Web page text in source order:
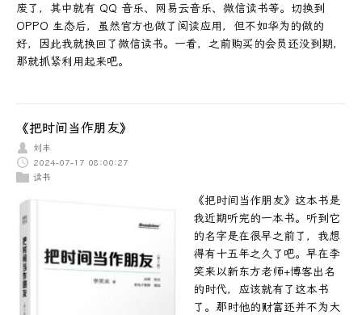
废了，其中就有 QQ 音乐、网易云音乐、微信读书等。切换到
OPPO 生态后，虽然官方也做了阅读应用，但不如华为的做的
好，因此我就换回了微信读书。一看，之前购买的会员还没到期，
那就抓紧利用起来吧。
《把时间当作朋友》
刘丰
2024-07-17 08:00:27
读书
《把时间当作朋友》这本书是
我近期听完的一本书。听到它
的名字是在很早之前了，我想
得有十五年之久了吧。早在李
笑来以新东方老师+博客出名
的时代，应该就有了这本书
了。那时他的财富还并不为大